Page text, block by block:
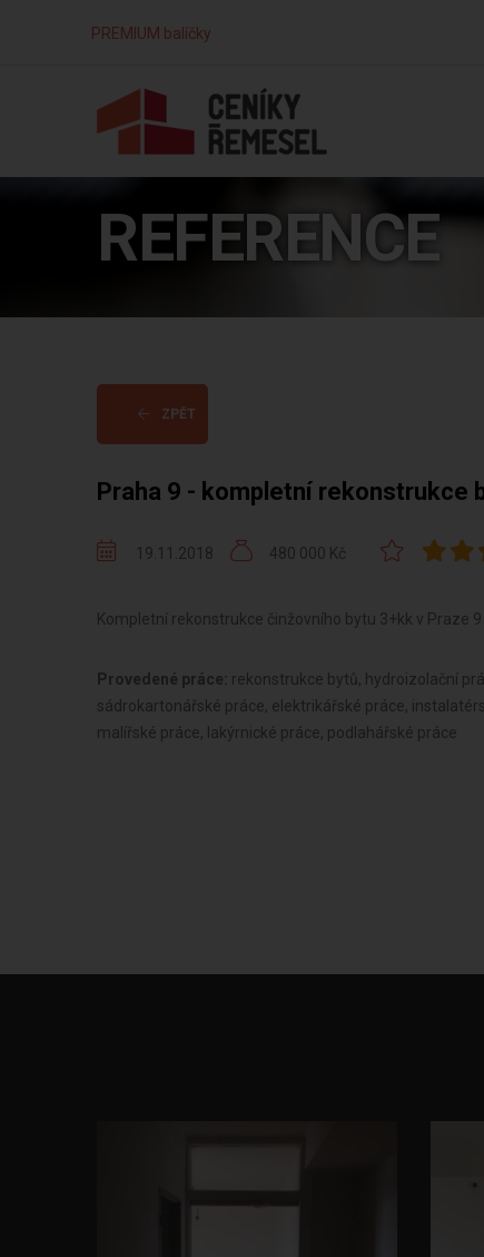
PREMIUM balíčky
REFERENCE
ZPĚT
Praha 9 - kompletní rekonstrukce
19.11.2018 480 000 Kč
Kompletní rekonstrukce činžovního bytu 3+kk v Praze 9
Provedené práce: rekonstrukce bytů, hydroizolační
sádrokartonářské práce, elektrikářské práce,
malířské práce, lakýrnické práce, podlahářské práce